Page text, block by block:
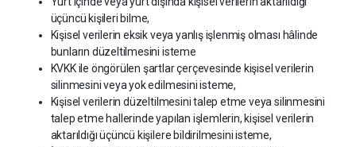
üçüncü kişileri bilme,
Kişisel verilerin eksik veya yanlış işlenmiş olması hâlinde
bunların düzeltilmesini isteme
KVKK ile öngörülen şartlar çerçevesinde kişisel verilerin
silinmesini veya yok edilmesini isteme,
Kişisel verilerin düzeltilmesini talep etme veya silinmesini
talep etme hallerinde yapılan işlemlerin, kişisel verilerin
aktarıldığı üçüncü kişilere bildirilmesini isteme,